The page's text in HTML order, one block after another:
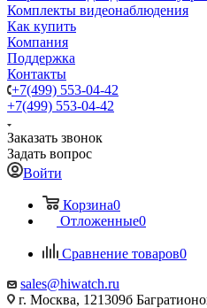
Комплекты видеонаблюдения
Как купить
Компания
Поддержка
Контакты
+7(499) 553-04-42
+7(499) 553-04-42
Заказать звонок
Задать вопрос
Войти
Корзина0
Отложенные0
Сравнение товаров0
sales@hiwatch.ru
г. Москва, 121309б